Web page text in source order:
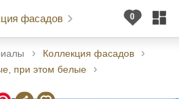
фасадов
Коллекция фасадов
при этом белые